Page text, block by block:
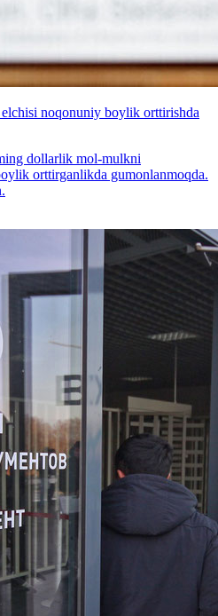
noqonuniy boylik orttirishda
dollarlik mol-mulkni
orttirganlikda gumonlanmoqda.